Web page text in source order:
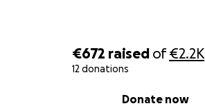
€672 raised of€2.2K
12 donations
Donate now